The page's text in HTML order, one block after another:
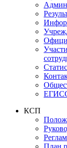
КСП
План